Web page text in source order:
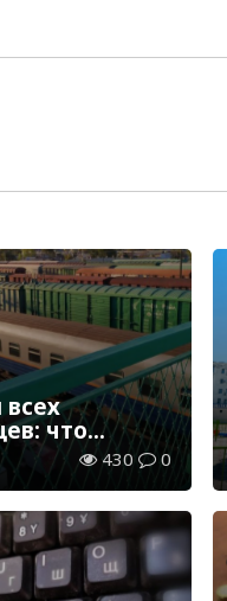
что
вы
поезд
430 0